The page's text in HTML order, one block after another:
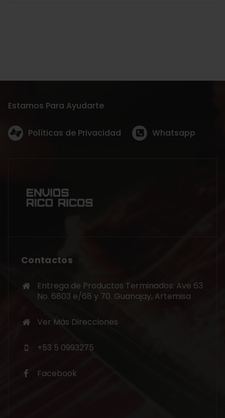
Estamos Para Ayudarte
Políticas de Privacidad Whatsapp
Contactos
Entrega de Productos Terminados: Ave 63
No. 6803 e/68 y 70. Guanajay, Artemisa
Ver Más Direcciones
+53 5 0993275
Facebook